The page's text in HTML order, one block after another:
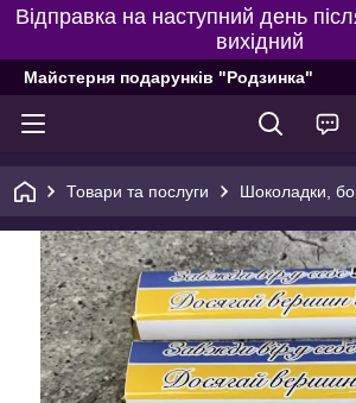
Відправка на наступний день
вихідний
Майстерня подарунків "Родзинка"
Товари та послуги Шоколадки,